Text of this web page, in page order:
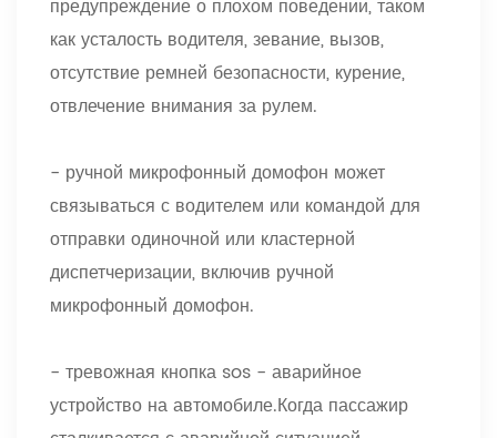
предупреждение о плохом поведении, таком
как усталость водителя, зевание, вызов,
отсутствие ремней безопасности, курение,
отвлечение внимания за рулем.
- ручной микрофонный домофон может
связываться с водителем или командой для
отправки одиночной или кластерной
диспетчеризации, включив ручной
микрофонный домофон.
- тревожная кнопка sos - аварийное
устройство на автомобиле.Когда пассажир